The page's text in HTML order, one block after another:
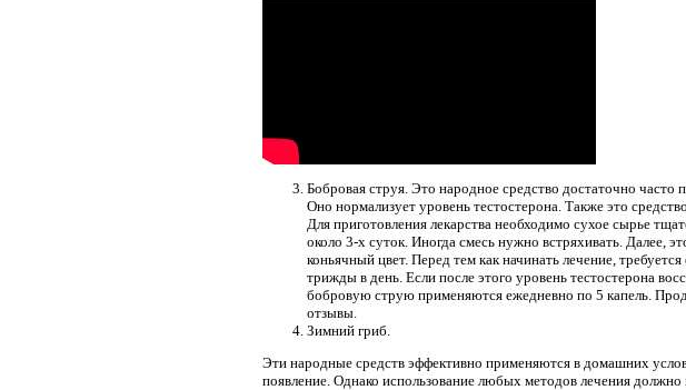
Бобровая струя. Это народное средство достаточно
Оно нормализует уровень тестостерона. Также это
Для приготовления лекарства необходимо сухое сырье
около 3-х суток. Иногда смесь нужно встряхивать. Далее,
коньячный цвет. Перед тем как начинать лечение,
трижды в день. Если после этого уровень тестостерона
бобровую струю применяются ежедневно по 5 капель.
отзывы.
Зимний гриб.
Эти народные средств эффективно применяются в домашних
появление. Однако использование любых методов лечения должно